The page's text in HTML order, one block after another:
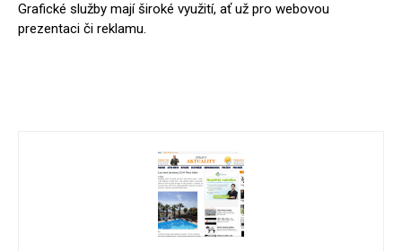
Grafické služby mají široké využití, ať už pro webovou
prezentaci či reklamu.